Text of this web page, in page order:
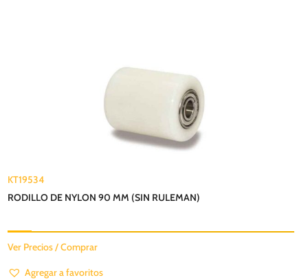
KT19534
RODILLO DE NYLON 90 MM (SIN RULEMAN)
Ver Precios / Comprar
Agregar a favoritos